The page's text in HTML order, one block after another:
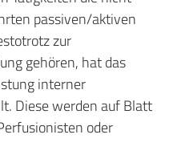
passiven/aktiven
zur
gehören, hat das
interner
Diese werden auf Blatt
oder